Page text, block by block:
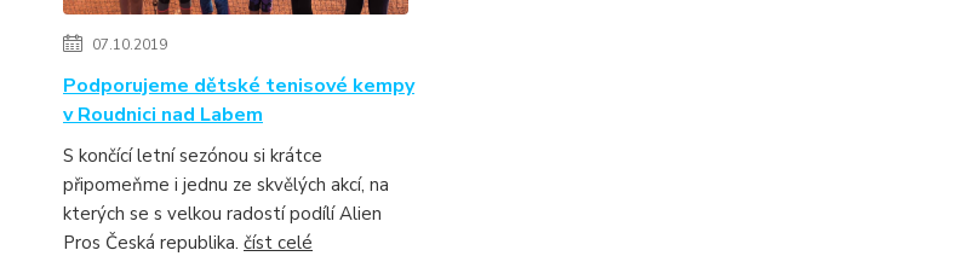
07.10.2019
Podporujeme dětské tenisové kempy
v Roudnici nad Labem
S končící letní sezónou si krátce
připomeňme i jednu ze skvělých akcí, na
kterých se s velkou radostí podílí Alien
Pros Česká republika. číst celé